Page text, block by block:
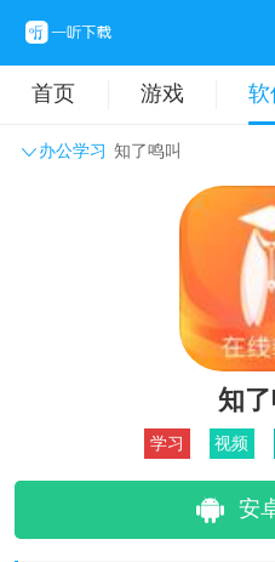
首页 游戏 软
办公学习 知了鸣叫
主题壁纸
知了
学习 视频
安